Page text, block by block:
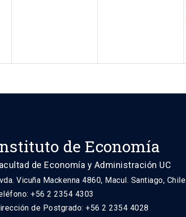
de Economía
de Economía y Administración UC
Vicuña Mackenna 4860, Macul. Santiago, Chile
+56 2 2354 4303
de Postgrado: +56 2 2354 4028